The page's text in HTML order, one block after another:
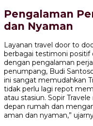
Pengalaman
dan Nyaman
Layanan travel door to
berbagai testimoni positif
dengan pengalaman
penumpang, Budi
ini sangat memudahkan
tidak perlu lagi repot
atau stasiun. Sopir
depan rumah dan
aman dan nyaman,”